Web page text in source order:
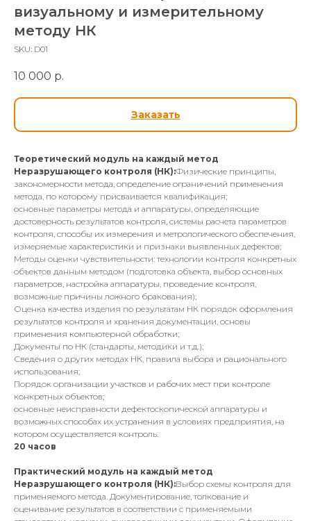
визуальному и измерительному
методу НК
SKU: D01
10 000 р.
Заказать
Теоретический модуль на каждый метод
Неразрушающего контроля (НК):Физические принципы,
закономерности метода, определение ограничений применения
метода, по которому присваивается квалификация;
основные параметры метода и аппаратуры, определяющие
достоверность результатов контроля, системы расчета параметров
контроля, способы их измерения и метрологического обеспечения,
измеряемые характеристики и признаки выявленных дефектов;
Методы оценки чувствительности: технологии контроля конкретных
объектов данным методом (подготовка объекта, выбор основных
параметров, настройка аппаратуры, проведение контроля,
возможные причины ложного бракования);
Оценка качества изделия по результатам НК порядок оформления
результатов контроля и хранения документации, основы
применения компьютерной обработки;
Документы по НК (стандарты, методики и т.д.);
Сведения о других методах НК, правила выбора и рационального
использования;
Порядок организации участков и рабочих мест при контроле
конкретных объектов;
основные неисправности дефектоскопической аппаратуры и
возможных способах их устранения в условиях предприятия, на
котором осуществляется контроль.
20 часов
Практический модуль на каждый метод
Неразрушающего контроля (НК):Выбор схемы контроля для
применяемого метода. Документирование, толкование и
оценивание результатов в соответствии с применяемыми